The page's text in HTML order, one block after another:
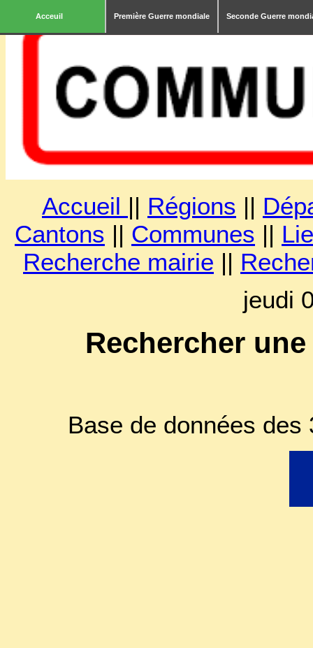
Acceuil Première Guerre mondiale Seconde Guerre
Accueil || Régions ||
Cantons || Communes ||
Recherche mairie ||
jeudi
Rechercher
Base de données